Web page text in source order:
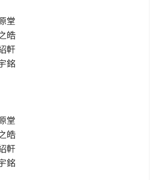
堂
皓
軒
銘
堂
皓
軒
銘